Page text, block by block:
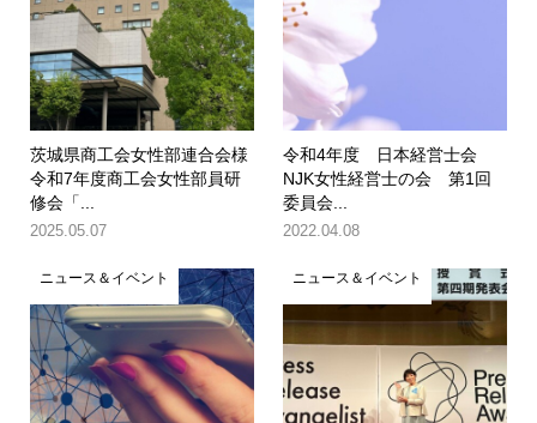
茨城県商工会女性部連合会様
令和7年度商工会女性部員研
修会「...
2025.05.07
令和4年度 日本経営士会
NJK女性経営士の会 第1回
委員会...
2022.04.08
ニュース＆イベント ニュース＆イベント